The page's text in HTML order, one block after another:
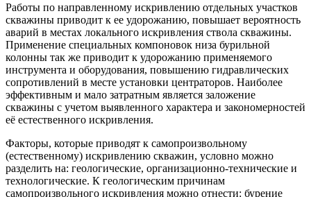
Работы по направленному искривлению отдельных участков
скважины приводит к ее удорожанию, повышает вероятность
аварий в местах локального искривления ствола скважины.
Применение специальных компоновок низа бурильной
колонны так же приводит к удорожанию применяемого
инструмента и оборудования, повышению гидравлических
сопротивлений в месте установки центраторов. Наиболее
эффективным и мало затратным является заложение
скважины с учетом выявленного характера и закономерностей
её естественного искривления.
Факторы, которые приводят к самопроизвольному
(естественному) искривлению скважин, условно можно
разделить на: геологические, организационно-технические и
технологические. К геологическим причинам
самопроизвольного искривления можно отнести: бурение